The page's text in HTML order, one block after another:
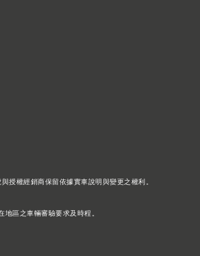
授權經銷商保留依據實車說明與變更之權利。
區之車輛審驗要求及時程。